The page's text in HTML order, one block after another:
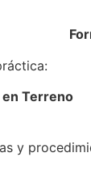
en Terreno
y